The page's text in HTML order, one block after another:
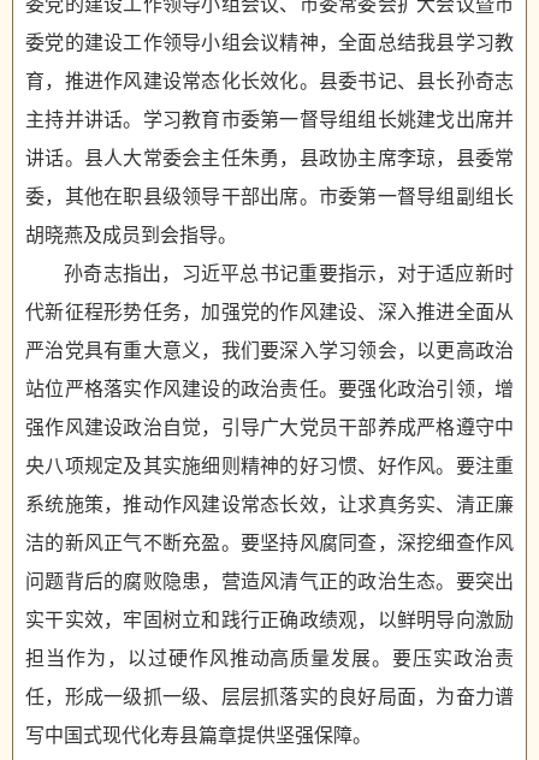
委党的建设工作领导小组会议、市委常委会扩大会议暨市
委党的建设工作领导小组会议精神，全面总结我县学习教
育，推进作风建设常态化长效化。县委书记、县长孙奇志
主持并讲话。学习教育市委第一督导组组长姚建戈出席并
讲话。县人大常委会主任朱勇，县政协主席李琼，县委常
委，其他在职县级领导干部出席。市委第一督导组副组长
胡晓燕及成员到会指导。
孙奇志指出，习近平总书记重要指示，对于适应新时
代新征程形势任务，加强党的作风建设、深入推进全面从
严治党具有重大意义，我们要深入学习领会，以更高政治
站位严格落实作风建设的政治责任。要强化政治引领，增
强作风建设政治自觉，引导广大党员干部养成严格遵守中
央八项规定及其实施细则精神的好习惯、好作风。要注重
系统施策，推动作风建设常态长效，让求真务实、清正廉
洁的新风正气不断充盈。要坚持风腐同查，深挖细查作风
问题背后的腐败隐患，营造风清气正的政治生态。要突出
实干实效，牢固树立和践行正确政绩观，以鲜明导向激励
担当作为，以过硬作风推动高质量发展。要压实政治责
任，形成一级抓一级、层层抓落实的良好局面，为奋力谱
写中国式现代化寿县篇章提供坚强保障。